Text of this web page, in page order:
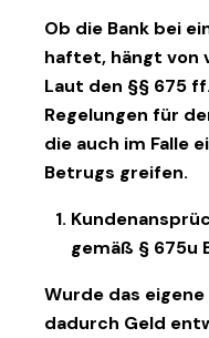
Ob die Bank bei
haftet, hängt von
Laut den §§ 675
Regelungen für
die auch im Falle
Betrugs greifen.
gemäß § 675u
Wurde das
dadurch Geld